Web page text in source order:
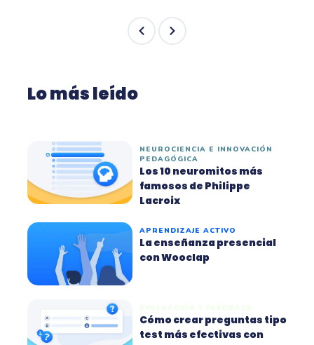
Lo más leído
NEUROCIENCIA E INNOVACIÓN
PEDAGÓGICA
Los 10 neuromitos más
famosos de Philippe
Lacroix
APRENDIZAJE ACTIVO
La enseñanza presencial
con Wooclap
EVALUACIÓN Y FEEDBACK
Cómo crear preguntas tipo
test más efectivas con